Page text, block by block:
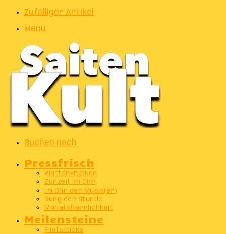
Zufälliger Artikel
Menu
Suchen nach
Pressfrisch
Plattenkritiken
Zurzeit im Ohr
Im Ohr der Musik(er)
Song der Stunde
Monatsherrlichkeit
Meilensteine
Filetstücke